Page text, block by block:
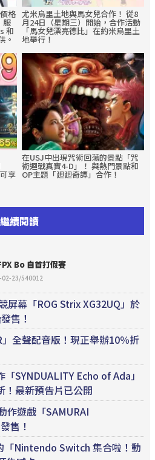
格
服
和
。
尤米烏里土地與馬女兒合作！ 從8
月24日（星期三）開始，合作活動
「馬女兒漂亮德比」在約米烏里土
地舉行！
享
在USJ中出現咒術回蕩的景點「咒
術迴戰真實4-D」！ 與熱門景點和
OP主題「廻廻奇譚」合作！
繼續閱讀
Bo 自首打假賽
23/540012
屏幕「ROG Strix XG32UQ」於
售！
全聲配音版！現正舉辦10％折
SYNDUALITY Echo of Ada」
！最新預告片已公開
作遊戲「SAMURAI
售！
Nintendo Switch 集合啦！動